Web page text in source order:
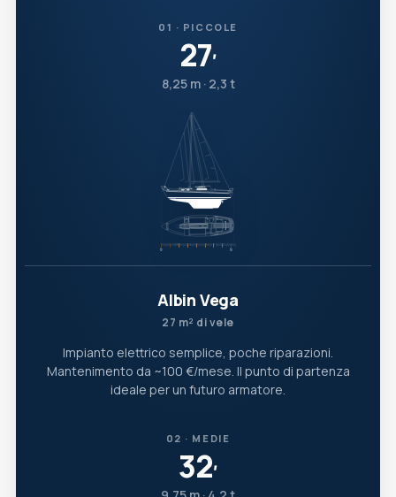
01 · PICCOLE
27′
8,25 m · 2,3 t
Albin Vega
27 m² di vele
Impianto elettrico semplice, poche riparazioni.
Mantenimento da ~100 €/mese. Il punto di partenza
ideale per un futuro armatore.
02 · MEDIE
32′